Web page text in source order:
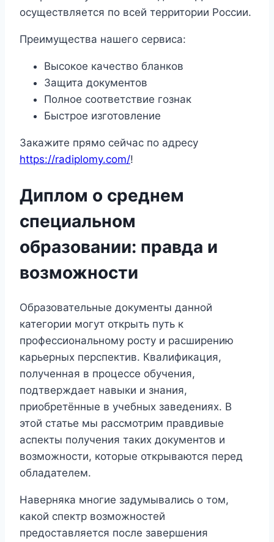
осуществляется по всей территории России.
Преимущества нашего сервиса:
Высокое качество бланков
Защита документов
Полное соответствие гознак
Быстрое изготовление
Закажите прямо сейчас по адресу
https://radiplomy.com/!
Диплом о среднем
специальном
образовании: правда и
возможности
Образовательные документы данной
категории могут открыть путь к
профессиональному росту и расширению
карьерных перспектив. Квалификация,
полученная в процессе обучения,
подтверждает навыки и знания,
приобретённые в учебных заведениях. В
этой статье мы рассмотрим правдивые
аспекты получения таких документов и
возможности, которые открываются перед
обладателем.
Наверняка многие задумывались о том,
какой спектр возможностей
предоставляется после завершения